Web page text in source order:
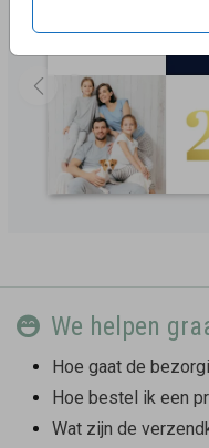
We helpen
Hoe gaat de
Hoe bestel ik een
Wat zijn de